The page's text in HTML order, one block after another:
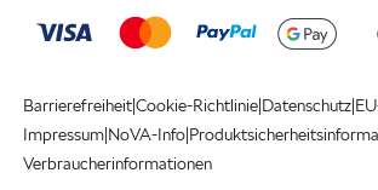
Barrierefreiheit|Cookie-Richtlinie|Datenschutz|
Impressum|NoVA-Info|
Verbraucherinformationen